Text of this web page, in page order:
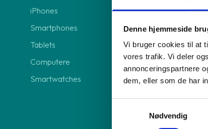
Denne hjemmeside
Vi bruger cookies til at
vores trafik. Vi deler
annonceringspartnere
dem, eller som de har
Nødvendig
iPhones
Smartphones
Tablets
Computere
Smartwatches
3
Viabill